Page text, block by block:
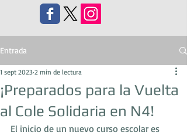
Entrada
¡Preparados para la Vuelta
al Cole Solidaria en N4!
1 sept 2023 2 min de lectura
El inicio de un nuevo curso escolar es